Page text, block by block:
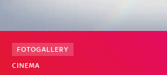
CINEMA
FOTOGALLERY